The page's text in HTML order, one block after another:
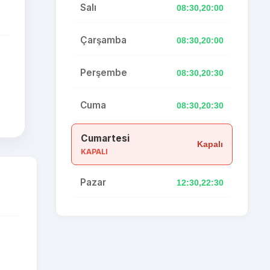
Salı 08:30,20:00
Çarşamba 08:30,20:00
Perşembe 08:30,20:30
Cuma 08:30,20:30
Cumartesi
KAPALI
Kapalı
Pazar 12:30,22:30